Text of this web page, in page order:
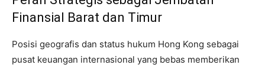
Finansial Barat dan Timur
Posisi geografis dan status hukum Hong Kong sebagai
pusat keuangan internasional yang bebas memberikan